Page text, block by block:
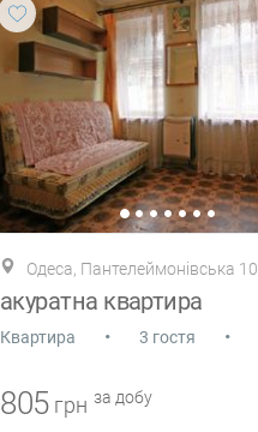
Одеса, Пантелеймонівська 10
акуратна квартира
Квартира • 3 гостя •
805 грн за добу